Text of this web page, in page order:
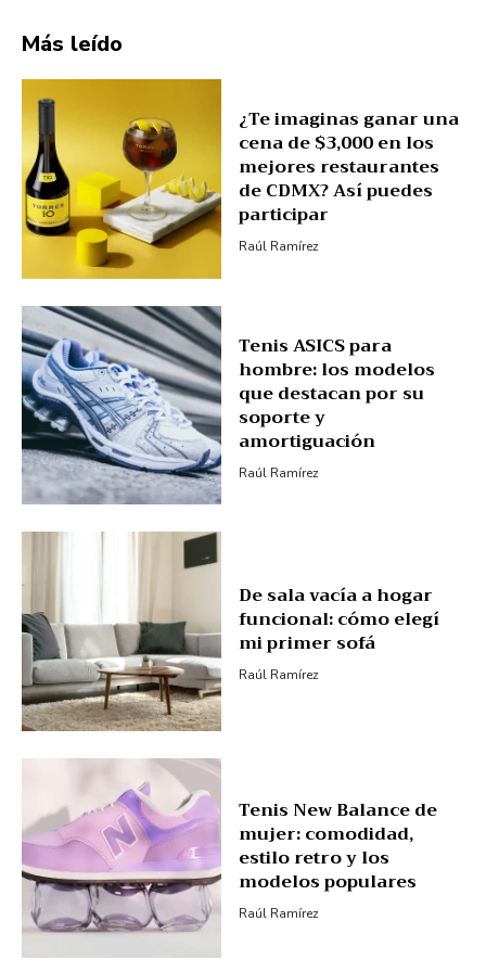
Más leído
¿Te imaginas ganar una
cena de $3,000 en los
mejores restaurantes
de CDMX? Así puedes
participar
Raúl Ramírez
Tenis ASICS para
hombre: los modelos
que destacan por su
soporte y
amortiguación
Raúl Ramírez
De sala vacía a hogar
funcional: cómo elegí
mi primer sofá
Raúl Ramírez
Tenis New Balance de
mujer: comodidad,
estilo retro y los
modelos populares
Raúl Ramírez